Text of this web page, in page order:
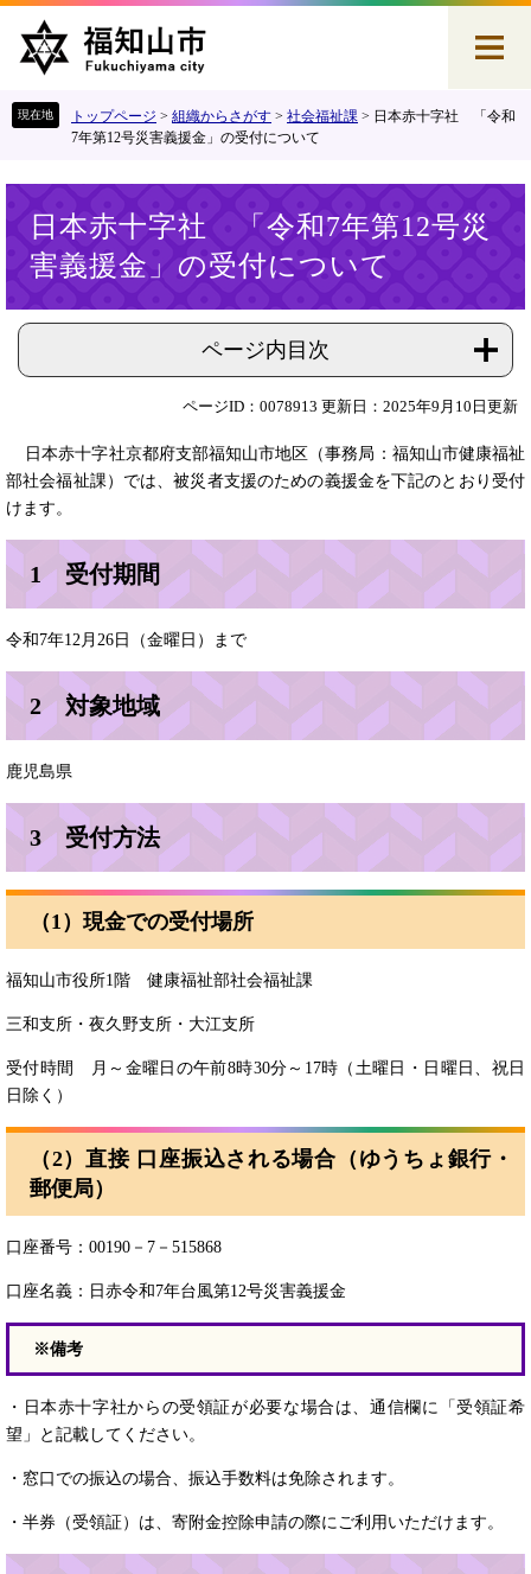
す
し
トップページ > 組織からさがす > 社会福祉課 > 日本赤十字社 「令和
7年第12号災害義援金」の受付について
日本赤十字社 「令和7年第12号災
害義援金」の受付について
ページ内目次
ページID：0078913 更新日：2025年9月10日更新
日本赤十字社京都府支部福知山市地区（事務局：福知山市健康福祉
部社会福祉課）では、被災者支援のための義援金を下記のとおり受付
けます。
1 受付期間
令和7年12月26日（金曜日）まで
2 対象地域
鹿児島県
3 受付方法
（1）現金での受付場所
福知山市役所1階 健康福祉部社会福祉課
三和支所・夜久野支所・大江支所
受付時間 月～金曜日の午前8時30分～17時（土曜日・日曜日、祝日
日除く）
（2）直接 口座振込される場合（ゆうちょ銀行・
郵便局）
口座番号：00190－7－515868
口座名義：日赤令和7年台風第12号災害義援金
※備考
・日本赤十字社からの受領証が必要な場合は、通信欄に「受領証希
望」と記載してください。
・窓口での振込の場合、振込手数料は免除されます。
・半券（受領証）は、寄附金控除申請の際にご利用いただけます。